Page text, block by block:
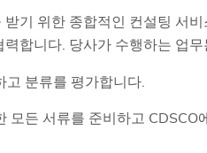
기 위한 종합적인 컨설팅 서
합니다. 당사가 수행하는 업
분류를 평가합니다.
든 서류를 준비하고 CDSCO